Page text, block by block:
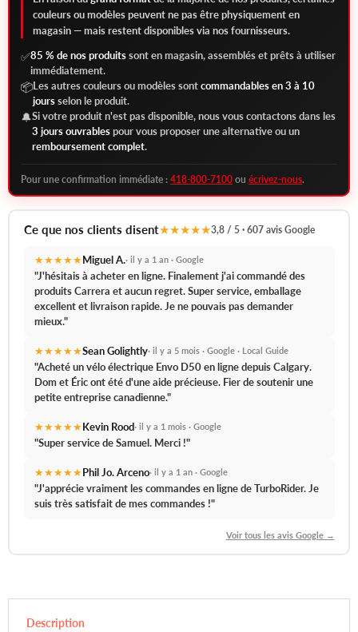
couleurs ou modèles peuvent ne pas être physiquement en
magasin — mais restent disponibles via nos fournisseurs.
✅85 % de nos produitssont en magasin, assemblés et prêts à utiliser
immédiatement.
📦Les autres couleurs ou modèles sontcommandables en 3 à 10
joursselon le produit.
🔔Si votre produit n'est pas disponible, nous vous contactons dans les
3 jours ouvrablespour vous proposer une alternative ou un
remboursement complet.
Pour une confirmation immédiate : 418-800-7100 ou écrivez-nous.
Ce que nos clients disent★★★★★3,8 / 5 · 607 avis Google
★★★★★Miguel A.· il y a 1 an · Google
"J'hésitais à acheter en ligne. Finalement j'ai commandé des
produits Carrera et aucun regret.Super service, emballage
excellent et livraison rapide.Je ne pouvais pas demander
mieux."
★★★★★Sean Golightly· il y a 5 mois · Google · Local Guide
"Acheté un vélo électrique Envo D50 en ligne depuis Calgary.
Dom et Éric ont été d'une aide précieuse.Fier de soutenir une
petite entreprise canadienne."
★★★★★Kevin Rood· il y a 1 mois · Google
"Super service de Samuel.Merci !"
★★★★★Phil Jo. Arceno· il y a 1 an · Google
"J'apprécie vraiment les commandes en ligne de TurboRider. Je
suis très satisfait de mes commandes !"
Voir tous les avis Google →
Description